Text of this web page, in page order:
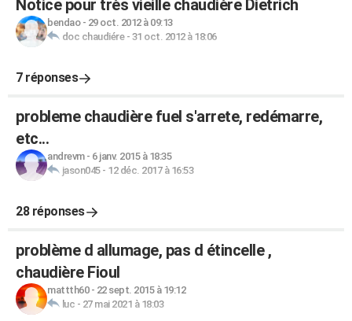
Notice pour très vieille chaudière Dietrich
bendao- 29 oct. 2012 à 09:13
doc chaudiére- 31 oct. 2012 à 18:06
7 réponses
probleme chaudière fuel s'arrete, redémarre,
etc...
andrevm- 6 janv. 2015 à 18:35
jason045- 12 déc. 2017 à 16:53
28 réponses
problème d allumage, pas d étincelle ,
chaudière Fioul
mattth60- 22 sept. 2015 à 19:12
luc - 27 mai 2021 à 18:03